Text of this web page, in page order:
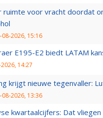
ruimte voor vracht doordat
08-2026, 15:16
E195-E2 biedt LATAM
14:27
krijgt nieuwe tegenvaller:
08-2026, 13:36
kwartaalcijfers: Dat